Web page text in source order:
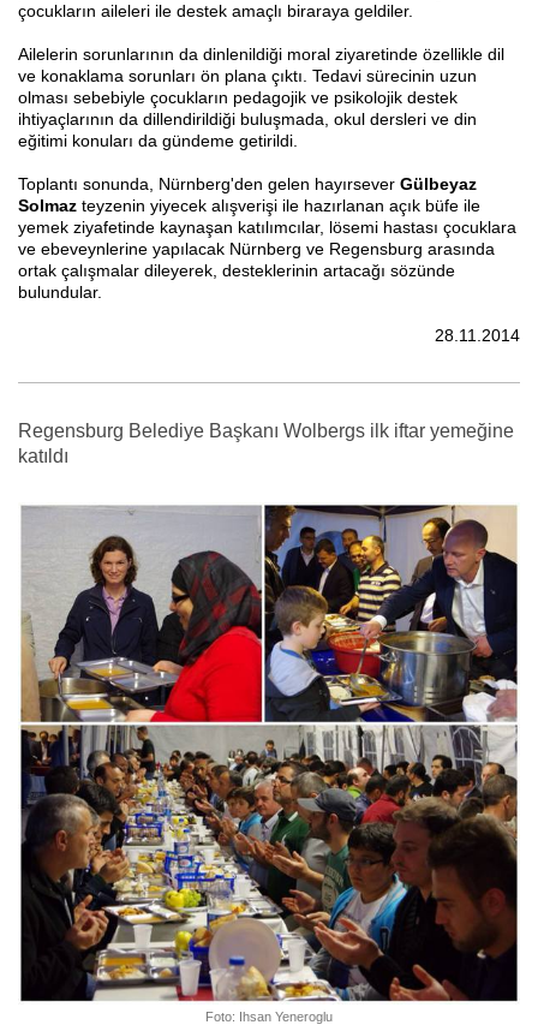
çocukların aileleri ile destek amaçlı biraraya geldiler.
Ailelerin sorunlarının da dinlenildiği moral ziyaretinde özellikle dil
ve konaklama sorunları ön plana çıktı. Tedavi sürecinin uzun
olması sebebiyle çocukların pedagojik ve psikolojik destek
ihtiyaçlarının da dillendirildiği buluşmada, okul dersleri ve din
eğitimi konuları da gündeme getirildi.
Toplantı sonunda, Nürnberg'den gelen hayırsever Gülbeyaz
Solmaz teyzenin yiyecek alışverişi ile hazırlanan açık büfe ile
yemek ziyafetinde kaynaşan katılımcılar, lösemi hastası çocuklara
ve ebeveynlerine yapılacak Nürnberg ve Regensburg arasında
ortak çalışmalar dileyerek, desteklerinin artacağı sözünde
bulundular.
28.11.2014
Regensburg Belediye Başkanı Wolbergs ilk iftar yemeğine
katıldı
Foto: Ihsan Yeneroglu